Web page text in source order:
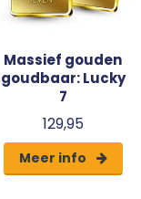
Massief gouden
goudbaar: Lucky
7
129,95
Meer info